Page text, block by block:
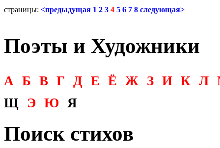
страницы: <предыдущая 1 2 3 4 5 6 7 8 следующая>
Поэты и Художники
А Б В Г Д Е Ё Ж З И К Л
Щ
Э Ю Я
Поиск стихов